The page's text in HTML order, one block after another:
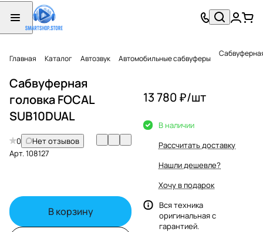
Главная Каталог Автозвук Автомобильные сабвуферы
Сабвуферная
головка FOCAL
SUB10DUAL
0
Нет отзывов
Арт.108127
В корзину
13 780 ₽/шт
В наличии
Рассчитать доставку
Нашли дешевле?
Хочу в подарок
Вся техника
оригинальная с
гарантией.